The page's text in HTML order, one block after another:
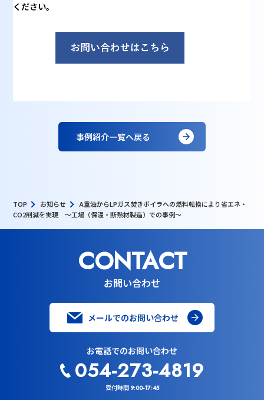
ください。
事例紹介一覧へ戻る
TOP お知らせ
A重油からLPガス焚きボイラへの燃料転換により省エネ・
CO2削減を実現 ～工場（保温・断熱材製造）での事例～
CONTACT
お問い合わせ
メールでのお問い合わせ
お電話でのお問い合わせ
054-273-4819
受付時間 9:00-17:45